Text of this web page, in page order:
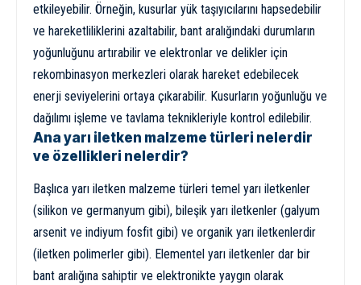
etkileyebilir. Örneğin, kusurlar yük taşıyıcılarını hapsedebilir
ve hareketliliklerini azaltabilir, bant aralığındaki durumların
yoğunluğunu artırabilir ve elektronlar ve delikler için
rekombinasyon merkezleri olarak hareket edebilecek
enerji seviyelerini ortaya çıkarabilir. Kusurların yoğunluğu ve
dağılımı işleme ve tavlama teknikleriyle kontrol edilebilir.
Ana yarı iletken malzeme türleri nelerdir
ve özellikleri nelerdir?
Başlıca yarı iletken malzeme türleri temel yarı iletkenler
(silikon ve germanyum gibi), bileşik yarı iletkenler (galyum
arsenit ve indiyum fosfit gibi) ve organik yarı iletkenlerdir
(iletken polimerler gibi). Elementel yarı iletkenler dar bir
bant aralığına sahiptir ve elektronikte yaygın olarak